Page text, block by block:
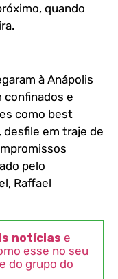
quando
à Anápolis
confinados e
como best
desfile em traje de
pelo
Raffael
notícias e
esse no seu
do grupo do